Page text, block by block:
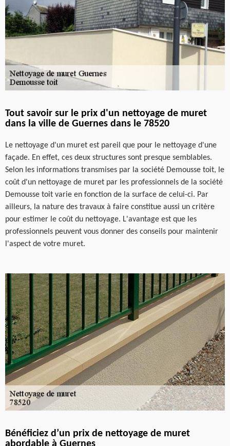
Tout savoir sur le prix d'un nettoyage de muret
dans la ville de Guernes dans le 78520
Le nettoyage d'un muret est pareil que pour le nettoyage d'une
façade. En effet, ces deux structures sont presque semblables.
Selon les informations transmises par la société Demousse toit, le
coût d'un nettoyage de muret par les professionnels de la société
Demousse toit varie en fonction de la surface de celui-ci. Par
ailleurs, la nature des travaux à faire constitue aussi un critère
pour estimer le coût du nettoyage. L'avantage est que les
professionnels peuvent vous donner des conseils pour maintenir
l'aspect de votre muret.
Bénéficiez d’un prix de nettoyage de muret
abordable à Guernes